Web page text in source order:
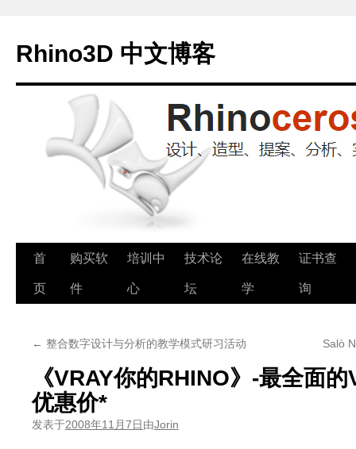
Rhino3D 中文博客
跳
至
首
页
购买软
件
培训中
心
技术论
坛
在线教
学
证书查
询
← 整合数字设计与分析的教学模式研习活动 Salò
《VRAY你的RHINO》-最全面
优惠价*
发表于2008年11月7日由Jorin